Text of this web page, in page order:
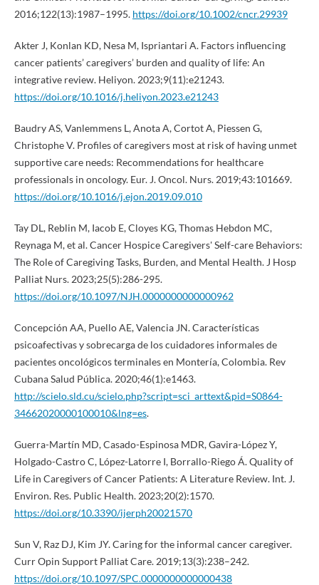
2016;122(13):1987–1995. https://doi.org/10.1002/cncr.29939
Akter J, Konlan KD, Nesa M, Ispriantari A. Factors influencing
cancer patients’ caregivers’ burden and quality of life: An
integrative review. Heliyon. 2023;9(11):e21243.
https://doi.org/10.1016/j.heliyon.2023.e21243
Baudry AS, Vanlemmens L, Anota A, Cortot A, Piessen G,
Christophe V. Profiles of caregivers most at risk of having unmet
supportive care needs: Recommendations for healthcare
professionals in oncology. Eur. J. Oncol. Nurs. 2019;43:101669.
https://doi.org/10.1016/j.ejon.2019.09.010
Tay DL, Reblin M, Iacob E, Cloyes KG, Thomas Hebdon MC,
Reynaga M, et al. Cancer Hospice Caregivers' Self-care Behaviors:
The Role of Caregiving Tasks, Burden, and Mental Health. J Hosp
Palliat Nurs. 2023;25(5):286-295.
https://doi.org/10.1097/NJH.0000000000000962
Concepción AA, Puello AE, Valencia JN. Características
psicoafectivas y sobrecarga de los cuidadores informales de
pacientes oncológicos terminales en Montería, Colombia. Rev
Cubana Salud Pública. 2020;46(1):e1463.
http://scielo.sld.cu/scielo.php?script=sci_arttext&pid=S0864-
34662020000100010&lng=es.
Guerra-Martín MD, Casado-Espinosa MDR, Gavira-López Y,
Holgado-Castro C, López-Latorre I, Borrallo-Riego Á. Quality of
Life in Caregivers of Cancer Patients: A Literature Review. Int. J.
Environ. Res. Public Health. 2023;20(2):1570.
https://doi.org/10.3390/ijerph20021570
Sun V, Raz DJ, Kim JY. Caring for the informal cancer caregiver.
Curr Opin Support Palliat Care. 2019;13(3):238–242.
https://doi.org/10.1097/SPC.0000000000000438